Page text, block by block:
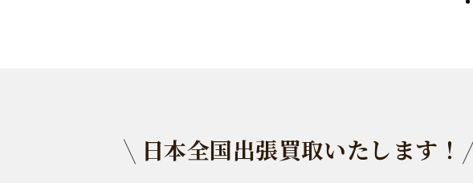
日本全国出張買取いたします！